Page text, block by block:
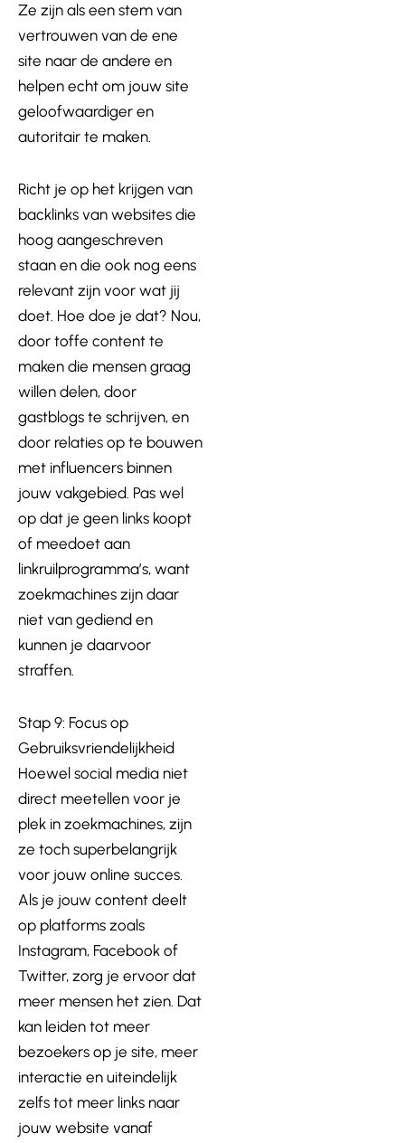
Ze zijn als een stem van
vertrouwen van de ene
site naar de andere en
helpen echt om jouw site
geloofwaardiger en
autoritair te maken.
Richt je op het krijgen van
backlinks van websites die
hoog aangeschreven
staan en die ook nog eens
relevant zijn voor wat jij
doet. Hoe doe je dat? Nou,
door toffe content te
maken die mensen graag
willen delen, door
gastblogs te schrijven, en
door relaties op te bouwen
met influencers binnen
jouw vakgebied. Pas wel
op dat je geen links koopt
of meedoet aan
linkruilprogramma’s, want
zoekmachines zijn daar
niet van gediend en
kunnen je daarvoor
straffen.
Stap 9: Focus op
Gebruiksvriendelijkheid
Hoewel social media niet
direct meetellen voor je
plek in zoekmachines, zijn
ze toch superbelangrijk
voor jouw online succes.
Als je jouw content deelt
op platforms zoals
Instagram, Facebook of
Twitter, zorg je ervoor dat
meer mensen het zien. Dat
kan leiden tot meer
bezoekers op je site, meer
interactie en uiteindelijk
zelfs tot meer links naar
jouw website vanaf